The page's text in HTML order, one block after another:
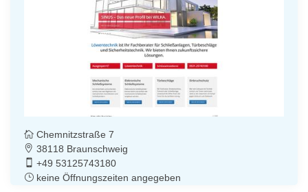
Chemnitzstraße 7
38118 Braunschweig
+49 53125743180
keine Öffnungszeiten angegeben